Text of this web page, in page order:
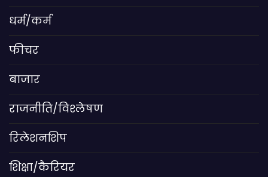
धर्म/कर्म
फीचर
बाजार
राजनीति/विश्लेषण
रिलेशनशिप
शिक्षा/कैरियर